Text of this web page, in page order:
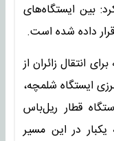
بین ایستگاه‌های
داده شده است.
انتقال زائران از
ایستگاه شلمچه،
قطار ریل‌باس
است که هر ۲۰ دقیقه یکبار در این مسیر